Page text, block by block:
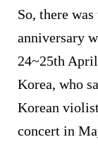
So, there
anniversary
24~25th
Korea, who
Korean
concert in